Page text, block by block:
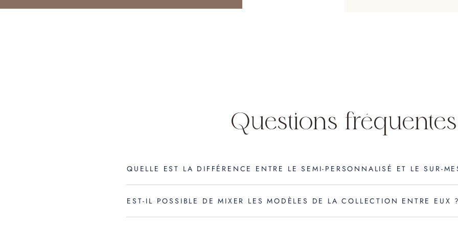
Questions fréquentes
QUELLE EST LA DIFFÉRENCE ENTRE LE SEMI-PERSONNALISÉ ET LE SUR-
EST-IL POSSIBLE DE MIXER LES MODÈLES DE LA COLLECTION ENTRE EUX ?